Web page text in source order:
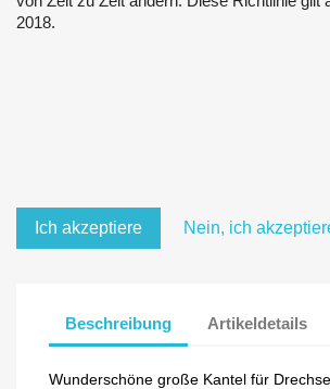
2018.
Ich akzeptiere Nein, ich
Beschreibung Artikeldetails
Wunderschöne große Kantel für